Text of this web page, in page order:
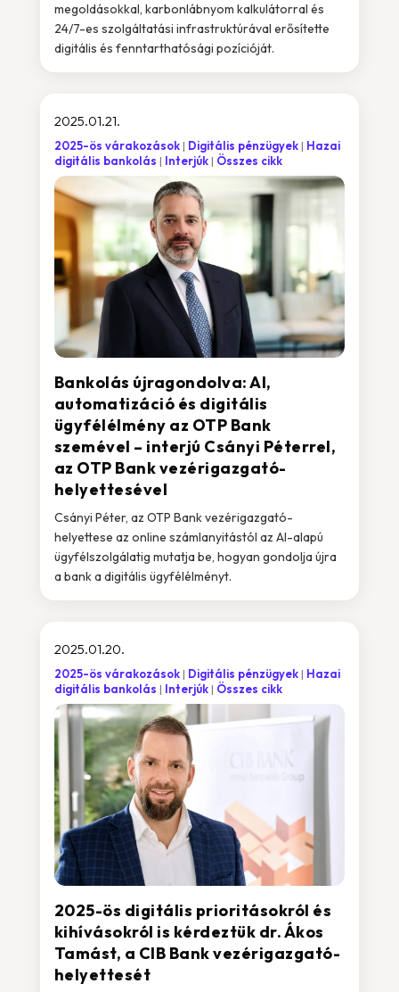
megoldásokkal, karbonlábnyom kalkulátorral és
24/7-es szolgáltatási infrastruktúrával erősítette
digitális és fenntarthatósági pozícióját.
Bankolás újragondolva: AI,
automatizáció és digitális
ügyfélélmény az OTP Bank
szemével – interjú Csányi Péterrel,
az OTP Bank vezérigazgató-
helyettesével
2025.01.21.
2025-ös várakozások Digitális pénzügyek
Hazai
digitális bankolás
Interjúk Összes cikk
Csányi Péter, az OTP Bank vezérigazgató-
helyettese az online számlanyitástól az AI-alapú
ügyfélszolgálatig mutatja be, hogyan gondolja újra
a bank a digitális ügyfélélményt.
2025-ös digitális prioritásokról és
kihívásokról is kérdeztük dr. Ákos
Tamást, a CIB Bank vezérigazgató-
helyettesét
2025.01.20.
2025-ös várakozások Digitális pénzügyek
Hazai
digitális bankolás
Interjúk Összes cikk